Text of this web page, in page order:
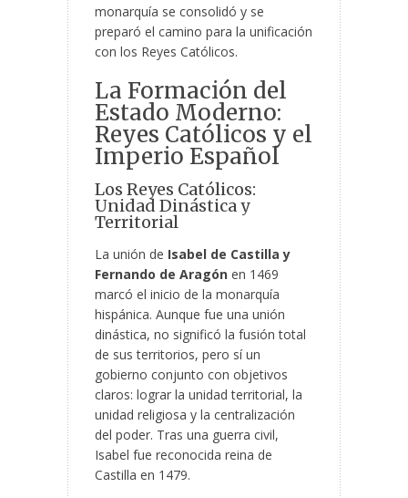
monarquía se consolidó y se
preparó el camino para la unificación
con los Reyes Católicos.
La Formación del
Estado Moderno:
Reyes Católicos y el
Imperio Español
Los Reyes Católicos:
Unidad Dinástica y
Territorial
La unión de Isabel de Castilla y
Fernando de Aragón en 1469
marcó el inicio de la monarquía
hispánica. Aunque fue una unión
dinástica, no significó la fusión total
de sus territorios, pero sí un
gobierno conjunto con objetivos
claros: lograr la unidad territorial, la
unidad religiosa y la centralización
del poder. Tras una guerra civil,
Isabel fue reconocida reina de
Castilla en 1479.